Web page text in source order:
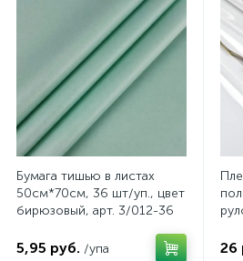
Бумага тишью в листах
50см*70см, 36 шт/уп., цвет
бирюзовый, арт. 3/012-36
5,95 руб. /упа 26